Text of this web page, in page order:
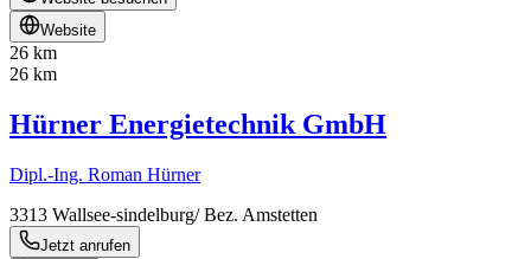
Website
26 km
26 km
Hürner Energietechnik GmbH
Dipl.-Ing. Roman Hürner
3313 Wallsee-sindelburg/ Bez. Amstetten
Jetzt anrufen